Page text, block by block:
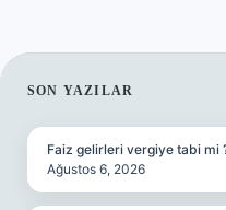
SIDEBAR
SON YAZILAR
Faiz gelirleri vergiye tabi mi
Ağustos 6, 2026